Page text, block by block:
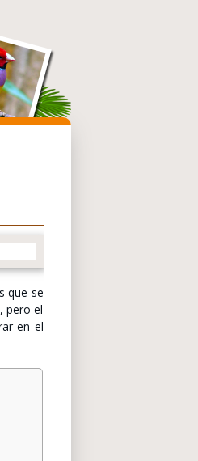
que se
pero el
en el